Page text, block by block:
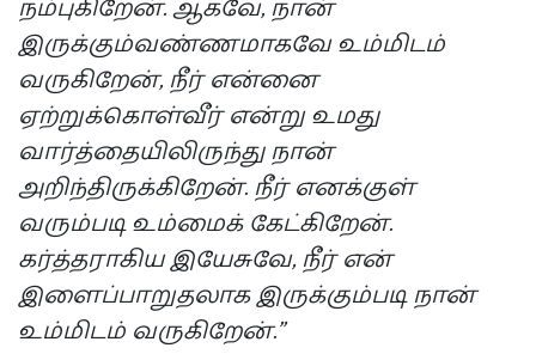
நம்புகிறேன். ஆகவே, நான்
இருக்கும்வண்ணமாகவே உம்மிடம்
வருகிறேன், நீர் என்னை
ஏற்றுக்கொள்வீர் என்று உமது
வார்த்தையிலிருந்து நான்
அறிந்திருக்கிறேன். நீர் எனக்குள்
வரும்படி உம்மைக் கேட்கிறேன்.
கர்த்தராகிய இயேசுவே, நீர் என்
இளைப்பாறுதலாக இருக்கும்படி நான்
உம்மிடம் வருகிறேன்."